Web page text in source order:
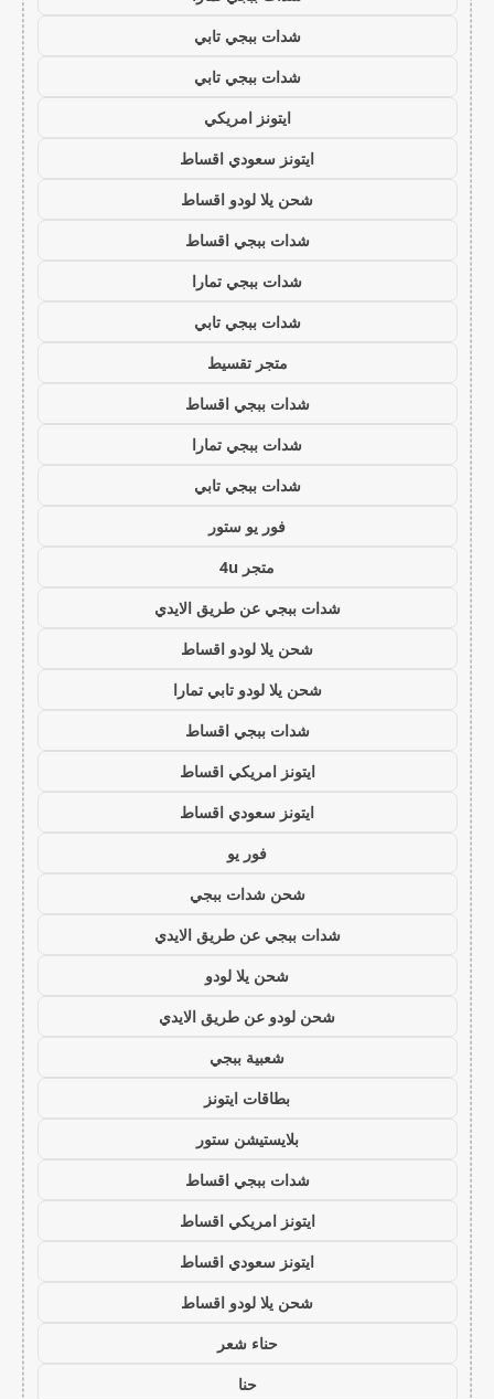
شدات ببجي تابي
شدات ببجي تابي
ايتونز امريكي
ايتونز سعودي اقساط
شحن يلا لودو اقساط
شدات ببجي اقساط
شدات ببجي تمارا
شدات ببجي تابي
متجر تقسيط
شدات ببجي اقساط
شدات ببجي تمارا
شدات ببجي تابي
فور يو ستور
متجر 4u
شدات ببجي عن طريق الايدي
شحن يلا لودو اقساط
شحن يلا لودو تابي تمارا
شدات ببجي اقساط
ايتونز امريكي اقساط
ايتونز سعودي اقساط
فور يو
شحن شدات ببجي
شدات ببجي عن طريق الايدي
شحن يلا لودو
شحن لودو عن طريق الايدي
شعبية ببجي
بطاقات ايتونز
بلايستيشن ستور
شدات ببجي اقساط
ايتونز امريكي اقساط
ايتونز سعودي اقساط
شحن يلا لودو اقساط
حناء شعر
حنا